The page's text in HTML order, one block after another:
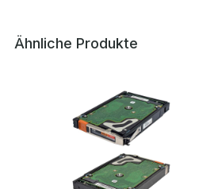
Ähnliche Produkte